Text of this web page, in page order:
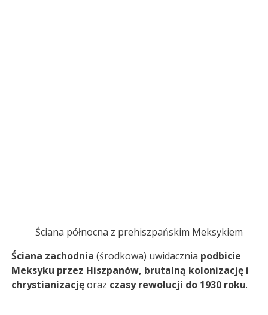
Ściana północna z prehiszpańskim Meksykiem
Ściana zachodnia (środkowa) uwidacznia podbicie
Meksyku przez Hiszpanów, brutalną kolonizację i
chrystianizacjęoraz czasy rewolucji do 1930 roku.